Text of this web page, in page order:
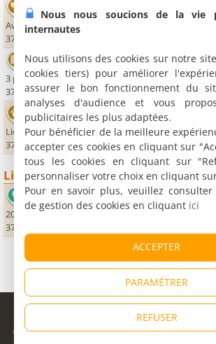
Théâtre Beaumarchais
Avenue des Martyrs de la Résistance
37400 Amboise
Ciné A
3 place Saint-Denis
37400 Amboise
Aquarium du Val de Loire
Lieu-dit les Hauts Boeufs
37400 Lussault-sur-Loire
Lieux sportifs
Air Ballon Club
20, rue Coquiau
37150 Dierre
© Copyright 1998 - 2026
Cybevasion|Mentions légales|Confidentialité
Nous nous soucions de la vie
internautes
Nous utilisons des cookies sur notre
cookies tiers) pour améliorer
assurer le bon fonctionnement du
analyses d'audience et vous
publicitaires les plus adaptées.
Pour bénéficier de la meilleure
accepter ces cookies en cliquant sur
tous les cookies en cliquant sur
personnaliser votre choix en cliquant
Pour en savoir plus, veuillez
de gestion des cookies en cliquant ici
ACCEPTER
PARAMÉTRER
REFUSER